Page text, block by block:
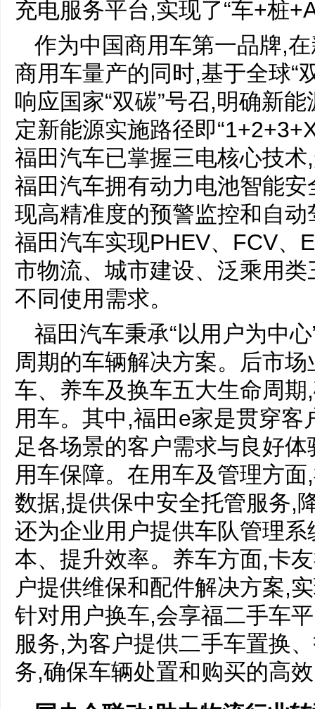
充电服务平台,实现了“车+桩
作为中国商用车第一品牌,
商用车量产的同时,基于全球“
响应国家“双碳”号召,明确新
定新能源实施路径即
福田汽车已掌握三电核心技
福田汽车拥有动力电池智能
现高精准度的预警监控和自
福田汽车实现PHEV、FCV、
市物流、城市建设、泛乘用
不同使用需求。
福田汽车秉承“以用户为中
周期的车辆解决方案。后市
车、养车及换车五大生命周
用车。其中,福田e家是贯穿
足各场景的客户需求与良好
用车保障。在用车及管理方
数据,提供保中安全托管服务,
还为企业用户提供车队管理
本、提升效率。养车方面,卡
户提供维保和配件解决方案,
针对用户换车,会享福二手车
服务,为客户提供二手车置换
务,确保车辆处置和购买的高